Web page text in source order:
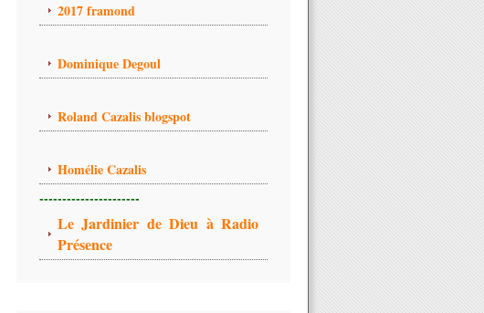
2017 framond
Dominique Degoul
Roland Cazalis blogspot
Homélie Cazalis
----------------------
Le Jardinier de Dieu à Radio
Présence